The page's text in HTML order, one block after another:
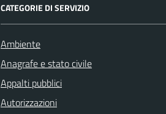
CATEGORIE DI SERVIZIO
Ambiente
Anagrafe e stato civile
Appalti pubblici
Autorizzazioni